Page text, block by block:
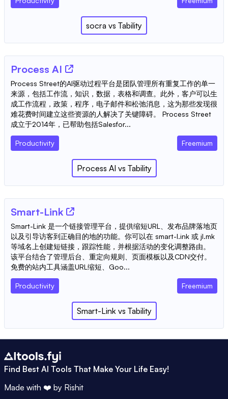
socra vs Tability
Process AI
Process Street的AI驱动过程平台是团队管理所有重复工作的单一
来源，包括工作流，知识，数据，表格和调查。此外，客户可以生
成工作流程，政策，程序，电子邮件和松弛消息，这为那些发现很
难花费时间建立这些资源的人解决了关键障碍。 Process Street
成立于2014年，已帮助包括Salesfor...
Productivity Freemium
Process AI vs Tability
Smart-Link
Smart-Link 是一个链接管理平台，提供缩短URL、发布品牌落地页
以及引导访客到正确目的地的功能。你可以在 smart-l.ink 或 jl.mk
等域名上创建短链接，跟踪性能，并根据活动的变化调整路由。
该平台结合了管理后台、重定向规则、页面模板以及CDN交付。
免费的站内工具涵盖URL缩短、Goo...
Productivity Freemium
Smart-Link vs Tability
Find Best AI Tools That Make Your Life Easy!
Made with ❤️ by Rishit